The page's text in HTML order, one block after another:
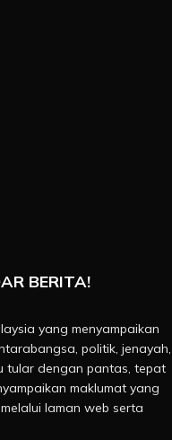
BERITA!
yang menyampaikan
politik, jenayah,
tular dengan pantas, tepat
maklumat yang
laman web serta